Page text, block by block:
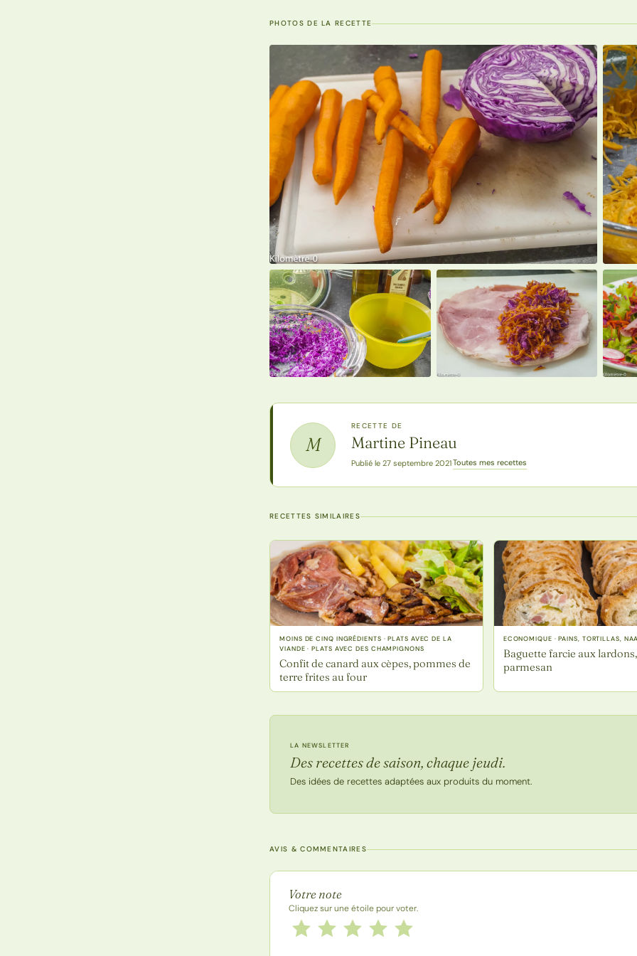
PHOTOS DE LA RECETTE
M
RECETTE DE
Martine Pineau
Publié le 27 septembre 2021·Toutes mes recettes
RECETTES SIMILAIRES
MOINS DE CINQ INGRÉDIENTS · PLATS AVEC DE LA
VIANDE · PLATS AVEC DES CHAMPIGNONS
Confit de canard aux cèpes, pommes de
terre frites au four
ECONOMIQUE · PAINS, TORTILLAS,
Baguette farcie aux
parmesan
LA NEWSLETTER
Des recettes de saison, chaque jeudi.
Des idées de recettes adaptées aux produits du moment.
AVIS & COMMENTAIRES
Note de la recette
Votre note
Cliquez sur une étoile pour voter.
Notez cette recette de 1 à 5 étoiles
5 étoiles
4 étoiles
3 étoiles
2 étoiles
1 étoile